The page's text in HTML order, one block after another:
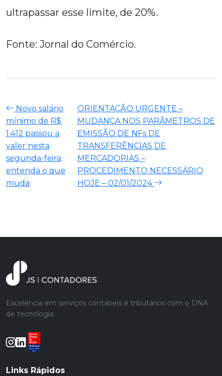
ultrapassar esse limite, de 20%.
Fonte: Jornal do Comércio.
Novo salário
mínimo de R$
1.412 passou a
valer nesta
segunda-feira;
entenda o que
muda
ORIENTAÇÃO URGENTE –
MUDANÇA NOS PARÂMETROS DE
EMISSÃO DE NFs DE
TRANSFERÊNCIAS DE
MERCADORIAS –
PROCEDIMENTO NECESSÁRIO
HOJE – 02/01/2024
Excelência em serviços contábeis e tributários com o DNA
de tecnologia.
Links Rápidos